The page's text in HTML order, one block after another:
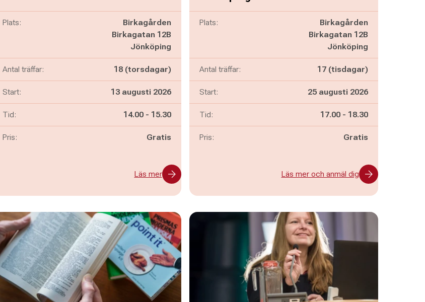
Plats:
Birkagården
Birkagatan 12B
Jönköping
Antal träffar: 18 (torsdagar)
Start: 13 augusti 2026
Tid: Pågår mellan
14.00 - och
15.30
Pris: Gratis
Läs mer
Plats:
Birkagården
Birkagatan 12B
Jönköping
Antal träffar: 17 (tisdagar)
Start: 25 augusti 2026
Tid: Pågår mellan
17.00 - och
18.30
Pris: Gratis
Läs mer och anmäl dig